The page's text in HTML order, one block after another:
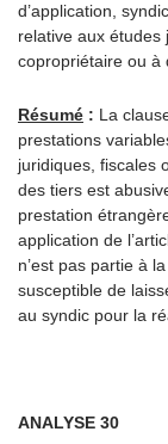
d’application,
relative aux études
copropriétaire ou à
Résumé : La
prestations
juridiques, fiscales
des tiers est
prestation
application de
n’est pas partie à
susceptible de
au syndic pour la
ANALYSE 30